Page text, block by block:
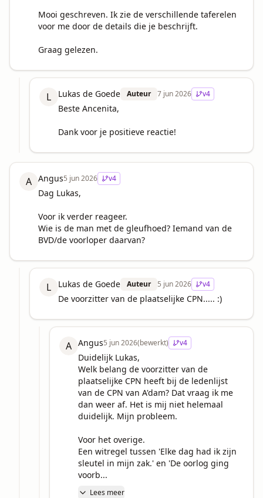
Mooi geschreven. Ik zie de verschillende taferelen
voor me door de details die je beschrijft.
Graag gelezen.
L Lukas de Goede Auteur 7 jun 2026 v4
Beste Ancenita,
Dank voor je positieve reactie!
A Angus5 jun 2026 v4
Dag Lukas,
Voor ik verder reageer.
Wie is de man met de gleufhoed? Iemand van de
BVD/de voorloper daarvan?
L Lukas de Goede Auteur 5 jun 2026 v4
De voorzitter van de plaatselijke CPN..... :)
A Angus5 jun 2026(bewerkt) v4
Duidelijk Lukas,
Welk belang de voorzitter van de
plaatselijke CPN heeft bij de ledenlijst
van de CPN van A'dam? Dat vraag ik me
dan weer af. Het is mij niet helemaal
duidelijk. Mijn probleem.
Voor het overige.
Een witregel tussen 'Elke dag had ik zijn
sleutel in mijn zak.' en 'De oorlog ging
voorb...
Lees meer